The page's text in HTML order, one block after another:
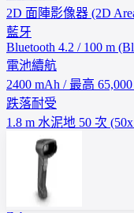
2D 面陣影像器 (2D
藍牙
Bluetooth 4.2 / 100 m
電池續航
2400 mAh / 最高
跌落耐受
1.8 m 水泥地 50 次